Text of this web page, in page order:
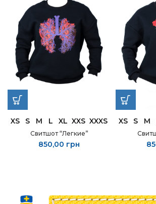
XS S M L XL XXS XXXS
Свитшот “Легкие”
850,00 грн
XS S M